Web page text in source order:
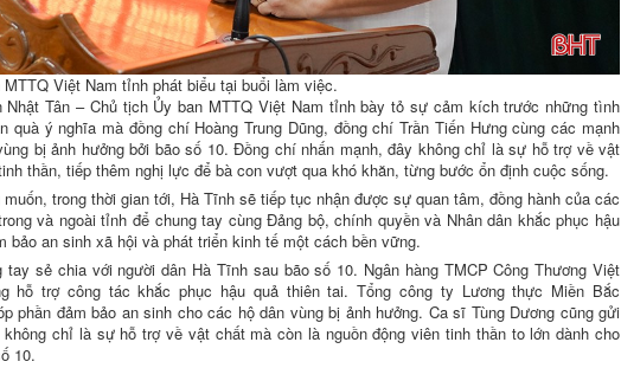
Việt Nam tỉnh phát biểu tại buổi làm việc.
Nhật Tân – Chủ tịch Ủy ban MTTQ Việt Nam tỉnh bày tỏ sự cảm kích trước những tình
ý nghĩa mà đồng chí Hoàng Trung Dũng, đồng chí Trần Tiến Hưng cùng các mạnh
bị ảnh hưởng bởi bão số 10. Đồng chí nhấn mạnh, đây không chỉ là sự hỗ trợ về vật
thần, tiếp thêm nghị lực để bà con vượt qua khó khăn, từng bước ổn định cuộc sống.
trong thời gian tới, Hà Tĩnh sẽ tiếp tục nhận được sự quan tâm, đồng hành của các
và ngoài tỉnh để chung tay cùng Đảng bộ, chính quyền và Nhân dân khắc phục hậu
bảo an sinh xã hội và phát triển kinh tế một cách bền vững.
sẻ chia với người dân Hà Tĩnh sau bão số 10. Ngân hàng TMCP Công Thương Việt
hỗ trợ công tác khắc phục hậu quả thiên tai. Tổng công ty Lương thực Miền Bắc
phần đảm bảo an sinh cho các hộ dân vùng bị ảnh hưởng. Ca sĩ Tùng Dương cũng gửi
chỉ là sự hỗ trợ về vật chất mà còn là nguồn động viên tinh thần to lớn dành cho
10.